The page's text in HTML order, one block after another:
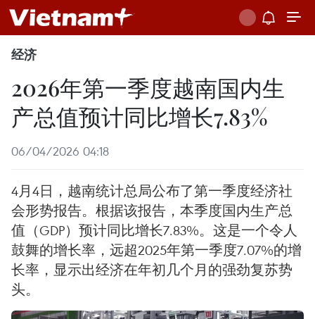
经济
2026年第一季度越南国内生
产总值预计同比增长7.83%
06/04/2026 04:18
4月4日，越南统计总局公布了第一季度经济社
会形势报告。根据该报告，本季度国内生产总
值（GDP）预计同比增长7.83%。这是一个令人
鼓舞的增长率，远超2025年第一季度7.07%的增
长率，显示出经济在年初几个月的强劲复苏势
头。